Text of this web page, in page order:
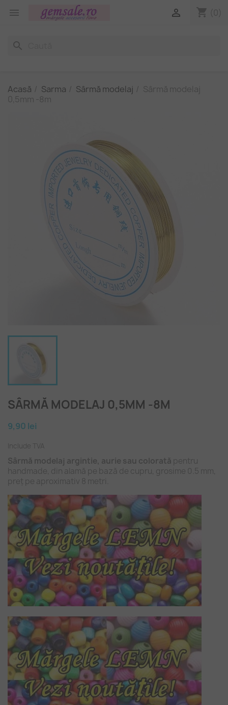
 shopping_cart (0)

search
Acasă Sarma Sârmă modelaj
Sârmă modelaj
0,5mm -8m
SÂRMĂ MODELAJ 0,5MM -8M
9,90 lei
Include TVA
Sârmă modelaj argintie, aurie sau colorată pentru
handmade, din alamă pe bază de cupru, grosime 0.5 mm,
preț pe aproximativ 8 metri.